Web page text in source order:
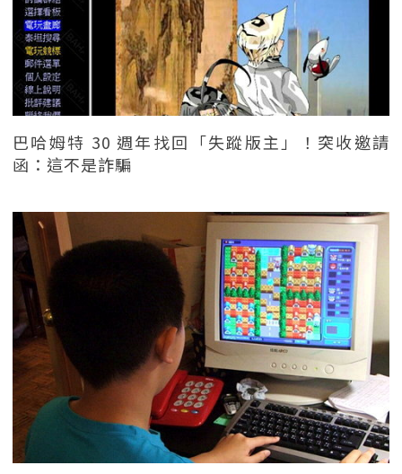
巴哈姆特 30 週年找回「失蹤版主」！突收邀請
函：這不是詐騙